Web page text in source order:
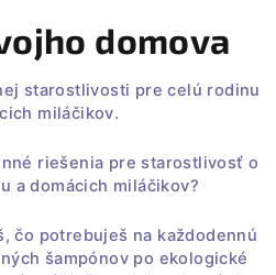
domova
starostlivosti pre celú rodinu
miláčikov.
riešenia pre starostlivosť o
a domácich miláčikov?
čo potrebuješ na každodennú
šampónov po ekologické